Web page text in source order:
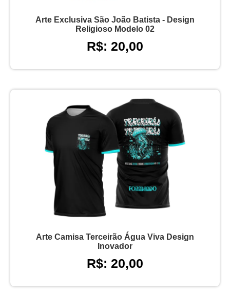
Arte Exclusiva São João Batista - Design
Religioso Modelo 02
R$: 20,00
Arte Camisa Terceirão Água Viva Design
Inovador
R$: 20,00